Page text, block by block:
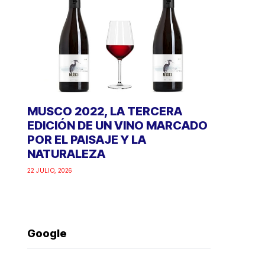
MUSCO 2022, LA TERCERA
EDICIÓN DE UN VINO MARCADO
POR EL PAISAJE Y LA
NATURALEZA
22 JULIO, 2026
Google